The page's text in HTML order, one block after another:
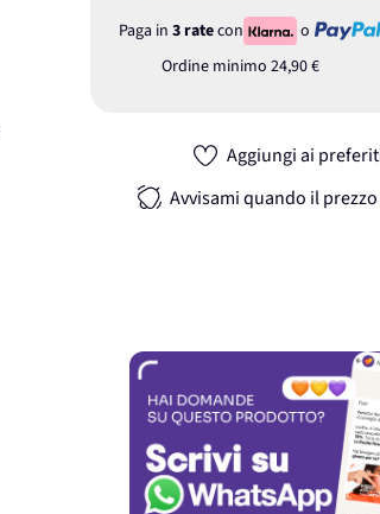
Paga in 3 ratecon
o
Ordine minimo 24,90 €
Aggiungi ai
Avvisami quando il